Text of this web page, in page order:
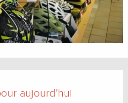
aujourd'hui